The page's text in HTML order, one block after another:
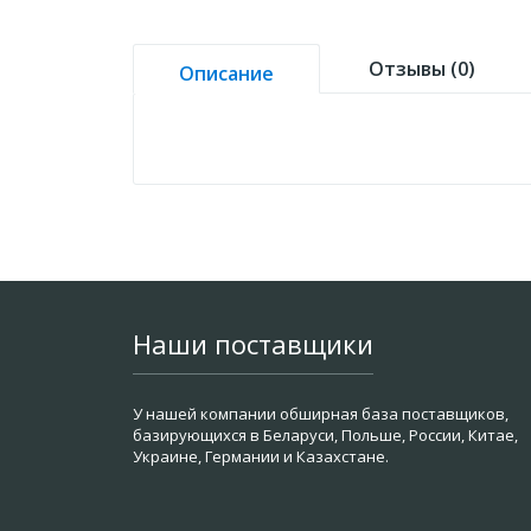
Описание Отзывы (0)
Наши поставщики
У нашей компании обширная база поставщиков,
базирующихся в Беларуси, Польше, России, Китае,
Украине, Германии и Казахстане.